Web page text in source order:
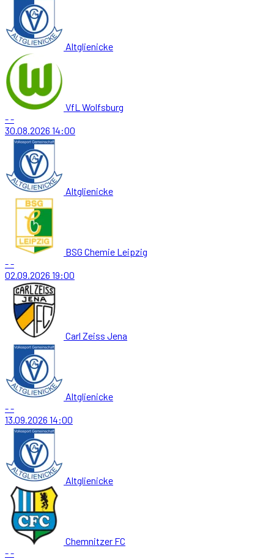
Altglienicke
VfL Wolfsburg
--
30.08.2026 14:00
Altglienicke
BSG Chemie Leipzig
--
02.09.2026 19:00
Carl Zeiss Jena
Altglienicke
--
13.09.2026 14:00
Altglienicke
Chemnitzer FC
--